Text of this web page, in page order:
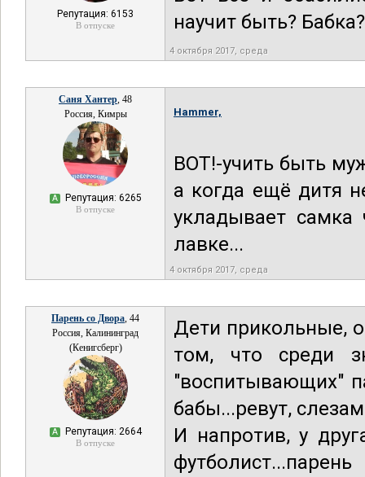
Репутация: 6153
В отпуске
научит быть? Бабка?
4 октября 2017, среда
Саня Хантер, 48
Россия, Кимры
А Репутация: 6265
В отпуске
Hammer,
ВОТ!-учить быть
а когда ещё дитя
укладывает самка
лавке...
4 октября 2017, среда
Парень со Двора, 44
Россия, Калининград
(Кенигсберг)
А Репутация: 2664
В отпуске
Дети прикольные,
том, что среди
"воспитывающих"
бабы...ревут,
И напротив, у